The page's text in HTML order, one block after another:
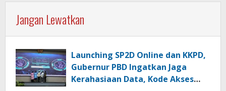
Jangan Lewatkan
Launching SP2D Online dan KKPD,
Gubernur PBD Ingatkan Jaga
Kerahasiaan Data, Kode Akses